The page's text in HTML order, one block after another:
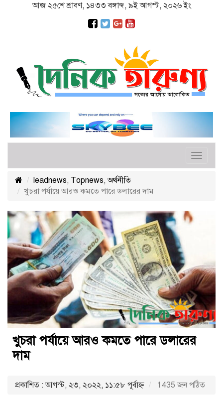
আজ ২৫শে শ্রাবণ, ১৪৩৩ বঙ্গাব্দ, ৯ই আগস্ট, ২০২৬ ইং
Toggle
leadnews, Topnews,অর্থনীতি
খুচরা পর্যায়ে আরও কমতে পারে ডলারের দাম
খুচরা পর্যায়ে আরও কমতে পারে ডলারের
দাম
প্রকাশিত : আগস্ট, ২৩, ২০২২, ১১:৫৮ পূর্বাহ্ণ 1435 জন পঠিত